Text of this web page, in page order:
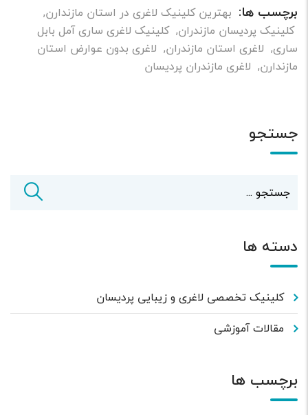
برچسب ها: بهترین کلینیک لاغری در استان مازندارن,
کلینیک پردیسان مازندران, کلینیک لاغری ساری آمل بابل
ساری, لاغری استان مازندران, لاغری بدون عوارض استان
مازندارن, لاغری مازندران پردیسان
جستجو
دسته ها
کلینیک تخصصی لاغری و زیبایی پردیسان
مقالات آموزشی
برچسب ها